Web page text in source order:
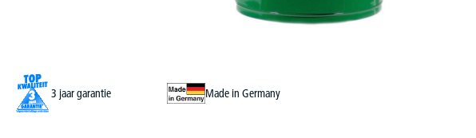
3 jaar garantie Made in Germany